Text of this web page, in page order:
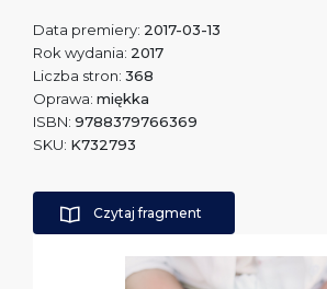
Data premiery: 2017-03-13
Rok wydania: 2017
Liczba stron: 368
Oprawa: miękka
ISBN: 9788379766369
SKU: K732793
Czytaj fragment